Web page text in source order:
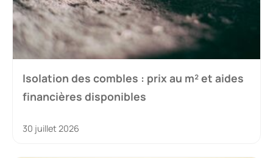
Isolation des combles : prix au m² et aides
financières disponibles
30 juillet 2026